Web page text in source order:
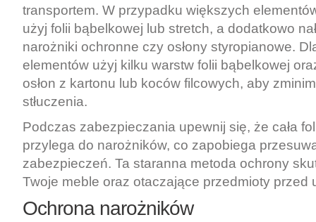
transportem. W przypadku większych
użyj folii bąbelkowej lub stretch, a dodatkowo
narożniki ochronne czy osłony styropianowe.
elementów użyj kilku warstw folii bąbelkowej
osłon z kartonu lub koców filcowych, aby
stłuczenia.
Podczas zabezpieczania upewnij się, że cała
przylega do narożników, co zapobiega
zabezpieczeń. Ta staranna metoda ochrony
Twoje meble oraz otaczające przedmioty przed
Ochrona narożników